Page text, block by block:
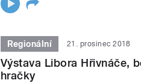
Regionální 21. prosinec 2018
Výstava Libora Hřivnáče,
hračky